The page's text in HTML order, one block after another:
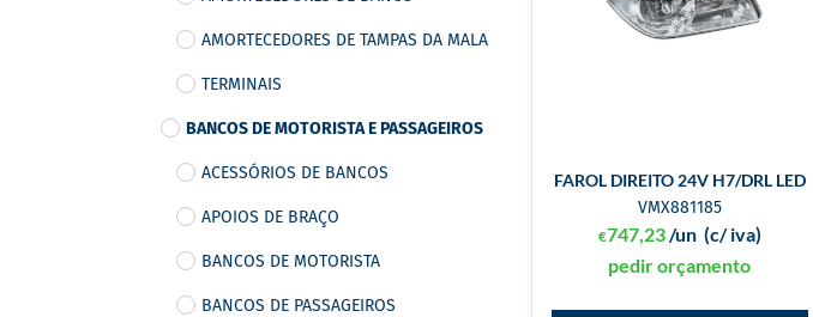
AMORTECEDORES DE TAMPAS DA MALA
TERMINAIS
BANCOS DE MOTORISTA E PASSAGEIROS
ACESSÓRIOS DE BANCOS
APOIOS DE BRAÇO
BANCOS DE MOTORISTA
BANCOS DE PASSAGEIROS
FAROL DIREITO 24V H7/DRL LED
VMX881185
€747,23 (c/ iva)
/un
pedir orçamento